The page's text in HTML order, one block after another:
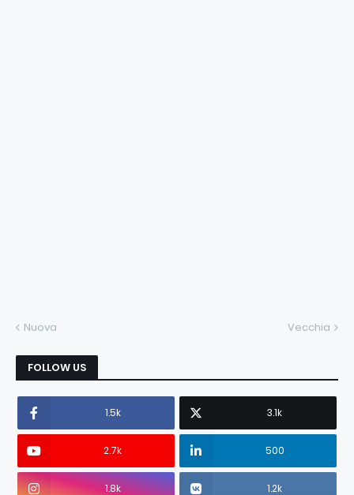
Nuova Vecchia
FOLLOW US
1.5k 3.1k
2.7k 500
1.8k 1.2k